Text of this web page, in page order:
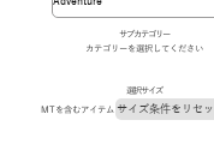
サブカテゴリー
カテゴリーを選択してください
選択サイズ
MTを含むアイテム サイズ条件をリセ